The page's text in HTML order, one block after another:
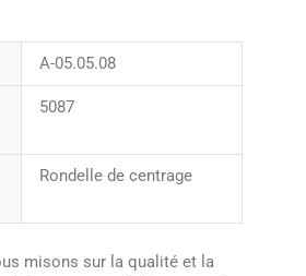
A-05.05.08
5087
Rondelle de centrage
misons sur la qualité et la